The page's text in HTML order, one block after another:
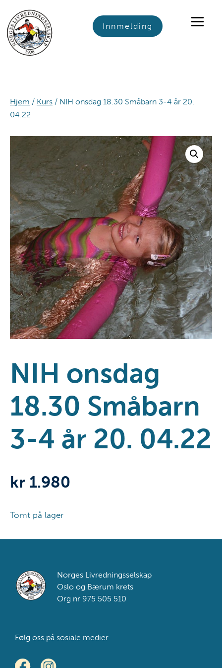
primary
navigation
main
content
footer
Innmelding
Hjem / Kurs / NIH onsdag 18.30 Småbarn 3-4 år 20.
04.22
NIH onsdag
18.30 Småbarn
3-4 år 20. 04.22
kr 1.980
Tomt på lager
Footer
Norges Livredningsselskap
Oslo og Bærum krets
Org nr 975 505 510
Følg oss på sosiale medier